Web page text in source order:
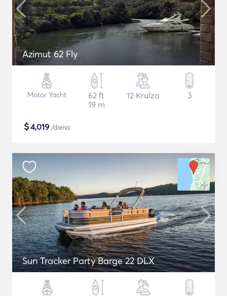
Azimut 62 Fly
Motor Yacht
62 ft
19 m
12 Kruīza 3
$4,019 /diena
Sun Tracker Party Barge 22 DLX